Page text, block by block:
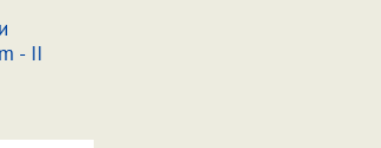
- II